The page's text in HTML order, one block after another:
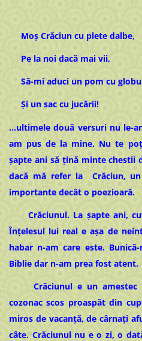
Moș Crăciun cu plete dalbe,
Pe la noi dacă mai vii,
Să-mi aduci un pom cu
Și un sac cu jucării!
…ultimele două versuri nu le-
am pus de la mine. Nu te
șapte ani să țină minte chestii
dacă mă refer la Crăciun,
importante decât o poezioară.
Crăciunul. La șapte ani,
Înțelesul lui real e așa de
habar n-am care este.
Biblie dar n-am prea fost atent.
Crăciunul e un amestec
cozonac scos proaspăt din
miros de vacanță, de cârnați
câte. Crăciunul nu e o zi, o